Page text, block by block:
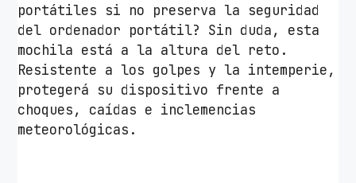
portátiles si no preserva la seguridad
del ordenador portátil? Sin duda, esta
mochila está a la altura del reto.
Resistente a los golpes y la intemperie,
protegerá su dispositivo frente a
choques, caídas e inclemencias
meteorológicas.